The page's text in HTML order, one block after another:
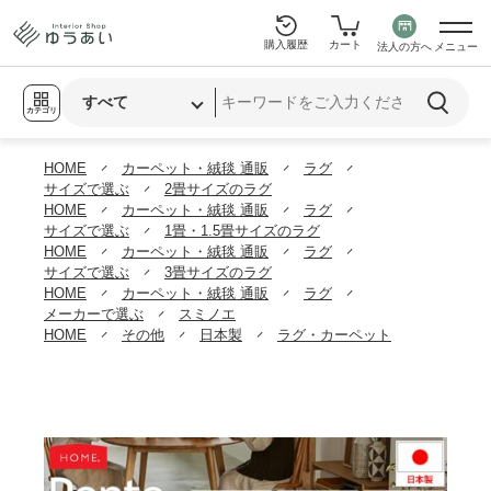
カテゴリ
購入履歴 カート 法人の方へ メニュー
HOME カーペット・絨毯 通販
ラグ
サイズで選ぶ
2畳サイズのラグ
HOME
カーペット・絨毯 通販
ラグ
サイズで選ぶ
1畳・1.5畳サイズのラグ
HOME
カーペット・絨毯 通販
ラグ
サイズで選ぶ
3畳サイズのラグ
HOME
カーペット・絨毯 通販
ラグ
メーカーで選ぶ
スミノエ
HOME
その他 日本製 ラグ・カーペット